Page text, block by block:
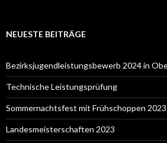
NEUESTE BEITRÄGE
Bezirksjugendleistungsbewerb 2024 in
Technische Leistungsprüfung
Sommernachtsfest mit Frühschoppen 2023
Landesmeisterschaften 2023